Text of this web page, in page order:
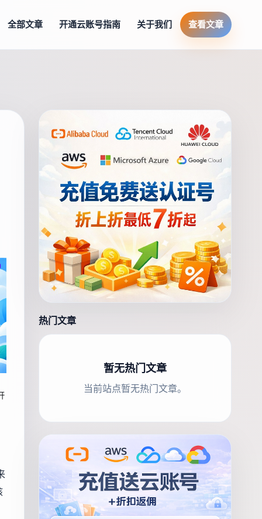
全部文章 开通云账号指南 关于我们 查看文章
热门文章
暂无热门文章
当前站点暂无热门文章。